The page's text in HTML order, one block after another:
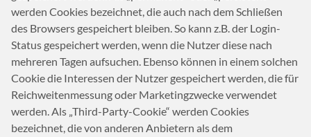
werden Cookies bezeichnet, die auch nach dem Schließen
des Browsers gespeichert bleiben. So kann z.B. der Login-
Status gespeichert werden, wenn die Nutzer diese nach
mehreren Tagen aufsuchen. Ebenso können in einem solchen
Cookie die Interessen der Nutzer gespeichert werden, die für
Reichweitenmessung oder Marketingzwecke verwendet
werden. Als „Third-Party-Cookie“ werden Cookies
bezeichnet, die von anderen Anbietern als dem